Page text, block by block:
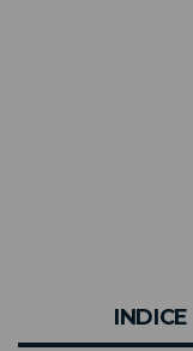
INDICE